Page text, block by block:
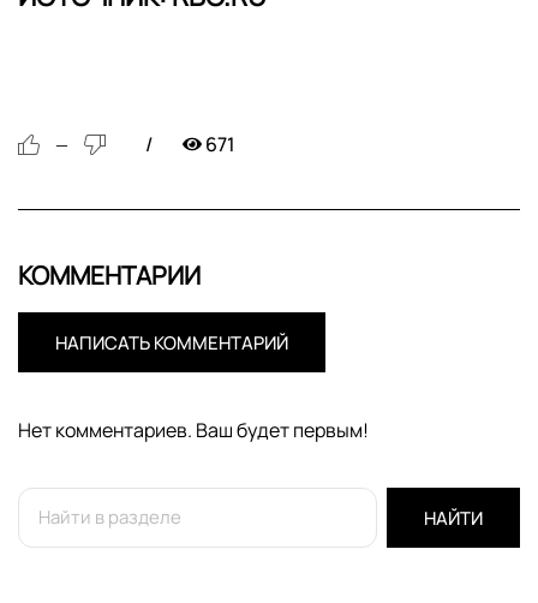
— 671
КОММЕНТАРИИ
НАПИСАТЬ КОММЕНТАРИЙ
Нет комментариев. Ваш будет первым!
НАЙТИ